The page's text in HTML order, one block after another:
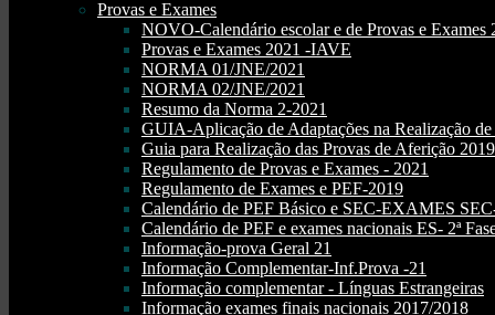
Provas e Exames
NOVO-Calendário escolar e de Provas e Exames
Provas e Exames 2021 -IAVE
NORMA 01/JNE/2021
NORMA 02/JNE/2021
Resumo da Norma 2-2021
GUIA-Aplicação de Adaptações na Realização
Guia para Realização das Provas de Aferição 2019
Regulamento de Provas e Exames - 2021
Regulamento de Exames e PEF-2019
Calendário de PEF Básico e SEC-EXAMES
Calendário de PEF e exames nacionais ES- 2ª
Informação-prova Geral 21
Informação Complementar-Inf.Prova -21
Informação complementar - Línguas Estrangeiras
Informação exames finais nacionais 2017/2018